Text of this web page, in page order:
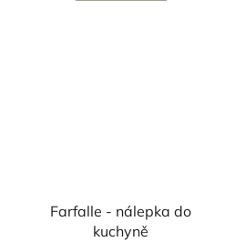
Farfalle - nálepka do
kuchyně